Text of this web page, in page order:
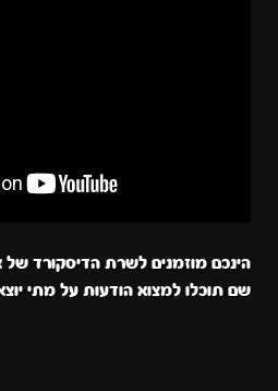
הינכם מוזמנים לשרת הדיסקורד של
שם תוכלו למצוא הודעות על מתי